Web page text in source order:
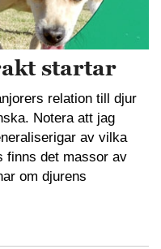
startar
relation till djur
Notera att jag
av vilka
finns det massor av
om djurens